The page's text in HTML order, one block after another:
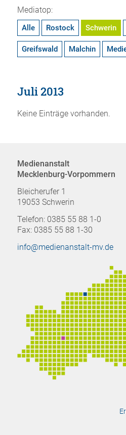
Mediatop:
Alle Rostock Schwerin
Greifswald Malchin
Juli 2013
Keine Einträge vorhanden.
Medienanstalt
Mecklenburg-Vorpommern
Bleicherufer 1
19053 Schwerin
Telefon: 0385 55 88 1-0
Fax: 0385 55 88 1-30
info@medienanstalt-mv.de